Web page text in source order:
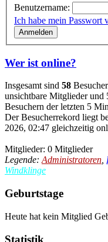
Benutzername:
Ich habe mein Passwort
Wer ist online?
Insgesamt sind 58
unsichtbare Mitglieder und
Besuchern der letzten 5
Der Besucherrekord liegt
2026, 02:47 gleichzeitig
Mitglieder: 0 Mitglieder
Legende: Administratoren
Windklinge
Geburtstage
Heute hat kein Mitglied
Statistik